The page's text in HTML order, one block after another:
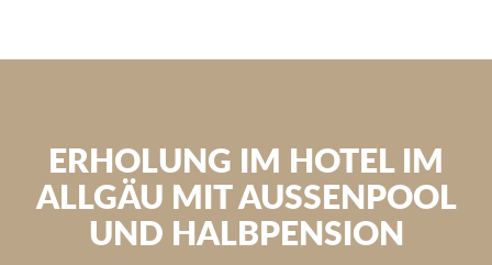
ERHOLUNG IM HOTEL IM
ALLGÄU MIT AUSSENPOOL U
ND HALBPENSION